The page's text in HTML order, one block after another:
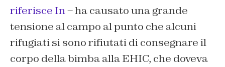
riferisce In– ha causato una grande
tensione al campo al punto che alcuni
rifugiati si sono rifiutati di consegnare il
corpo della bimba alla EHIC, che doveva